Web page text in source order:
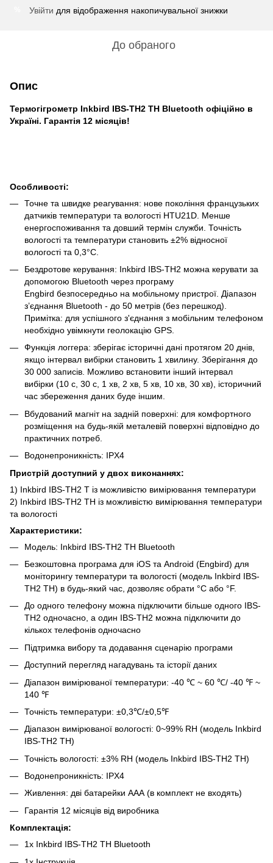
Увійти для відображення накопичувальної знижки
До обраного
Опис
Термогігрометр Inkbird IBS-TH2 TH Bluetooth офіційно в
Україні. Гарантія 12 місяців!
Особливості:
Точне та швидке реагування: нове покоління французьких
датчиків температури та вологості HTU21D. Менше
енергоспоживання та довший термін служби. Точність
вологості та температури становить ±2% відносної
вологості та 0,3°С.
Бездротове керування: Inkbird IBS-TH2 можна керувати за
допомогою Bluetooth через програму
Engbird безпосередньо на мобільному пристрої. Діапазон
з’єднання Bluetooth - до 50 метрів (без перешкод).
Примітка: для успішного з'єднання з мобільним телефоном
необхідно увімкнути геолокацію GPS.
Функція логгера: зберігає історичні дані протягом 20 днів,
якщо інтервал вибірки становить 1 хвилину. Зберігання до
30 000 записів. Можливо встановити інший інтервал
вибірки (10 с, 30 с, 1 хв, 2 хв, 5 хв, 10 хв, 30 хв), історичний
час збереження даних буде іншим.
Вбудований магніт на задній поверхні: для комфортного
розміщення на будь-якій металевій поверхні відповідно до
практичних потреб.
Водонепроникність: IPX4
Пристрій доступний у двох виконаннях:
1) Inkbird IBS-TH2 T із можливістю вимірювання температури
2) Inkbird IBS-TH2 TH із можливістю вимірювання температури
та вологості
Характеристики:
Модель: Inkbird IBS-TH2 TH Bluetooth
Безкоштовна програма для iOS та Android (Engbird) для
моніторингу температури та вологості (модель Inkbird IBS-
TH2 TH) в будь-який час, дозволяє обрати °C або °F.
До одного телефону можна підключити більше одного IBS-
TH2 одночасно, а один IBS-TH2 можна підключити до
кількох телефонів одночасно
Підтримка вибору та додавання сценарію програми
Доступний перегляд нагадувань та історії даних
Діапазон вимірюваної температури: -40 ℃ ~ 60 ℃/ -40 ℉ ~
140 ℉
Точність температури: ±0,3℃/±0,5℉
Діапазон вимірюваної вологості: 0~99% RH (модель Inkbird
IBS-TH2 TH)
Точність вологості: ±3% RH (модель Inkbird IBS-TH2 TH)
Водонепроникність: IPX4
Живлення: дві батарейки ААА (в комплект не входять)
Гарантія 12 місяців від виробника
Комплектація:
1х Inkbird IBS-TH2 TH Bluetooth